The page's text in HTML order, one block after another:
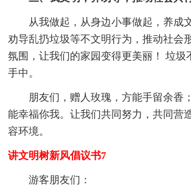
从我做起，从身边小事做起，养成
劝导乱扔垃圾等不文明行为，推动社会
氛围，让我们的家园变得更美丽！ 垃圾
手中。
朋友们，赠人玫瑰，方能手留余香
能幸福你我。让我们共同努力，共同营
容环境。
讲文明树新风倡议书7
游客朋友们：